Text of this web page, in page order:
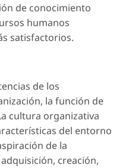
de conocimiento
humanos
satisfactorios.
de los
la función de
cultura organizativa
del entorno
de la
creación,